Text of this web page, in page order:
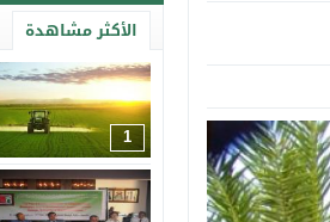
الأكثر مشاهدة
1